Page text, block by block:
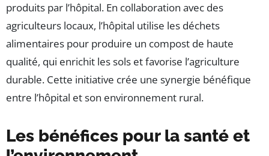
produits par l’hôpital. En collaboration avec des
agriculteurs locaux, l’hôpital utilise les déchets
alimentaires pour produire un compost de haute
qualité, qui enrichit les sols et favorise l’agriculture
durable. Cette initiative crée une synergie bénéfique
entre l’hôpital et son environnement rural.
Les bénéfices pour la santé et